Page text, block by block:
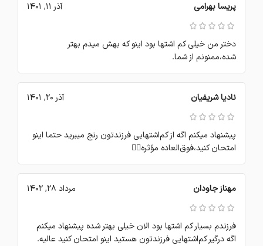
پریسا بهرامی آذر 11, 1401
دختر من خیلی کم اشتها بود اینو که بهش میدم بهتر
شده،ممنونم از شما.
نادیا شریفیان آذر 20, 1401
پیشنهاد میکنم اگه از کم‌اشتهایی فرزندتون رنج میبرید حتما اینو
امتحان کنید،فوق‌العاده مؤثره👍🏻
مهناز جاودان مرداد 28, 1402
فرزندم بسیار کم اشتها بود الان خیلی بهتر شده پیشنهاد میکنم
اگه درگیر کم‌اشتهایی فرزندتون هستید اینو امتحان کنید عالیه.